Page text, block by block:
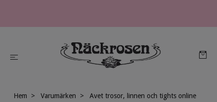
Hem Varumärken
Avet trosor, linnen och tights online